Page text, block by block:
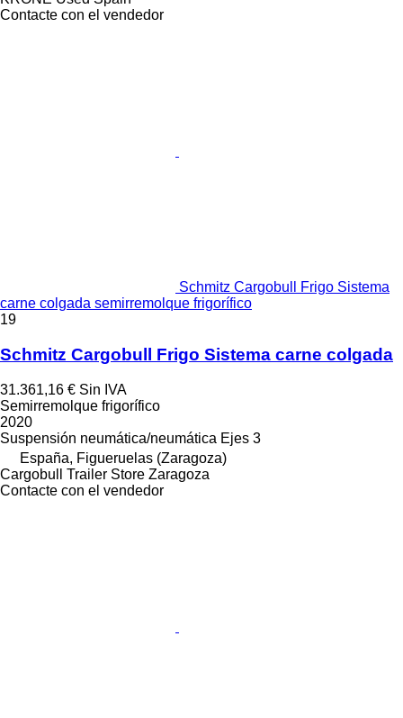
Contacte con el vendedor
Schmitz Cargobull Frigo Sistema
carne colgada semirremolque frigorífico
19
Schmitz Cargobull Frigo Sistema carne colgada
31.361,16 € Sin IVA
Semirremolque frigorífico
2020
Suspensión neumática/neumática Ejes 3
España, Figueruelas (Zaragoza)
Cargobull Trailer Store Zaragoza
Contacte con el vendedor